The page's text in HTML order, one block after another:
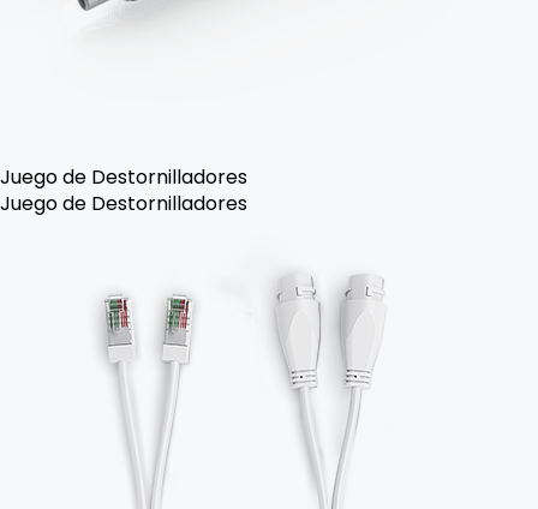
Juego de Destornilladores
Juego de Destornilladores